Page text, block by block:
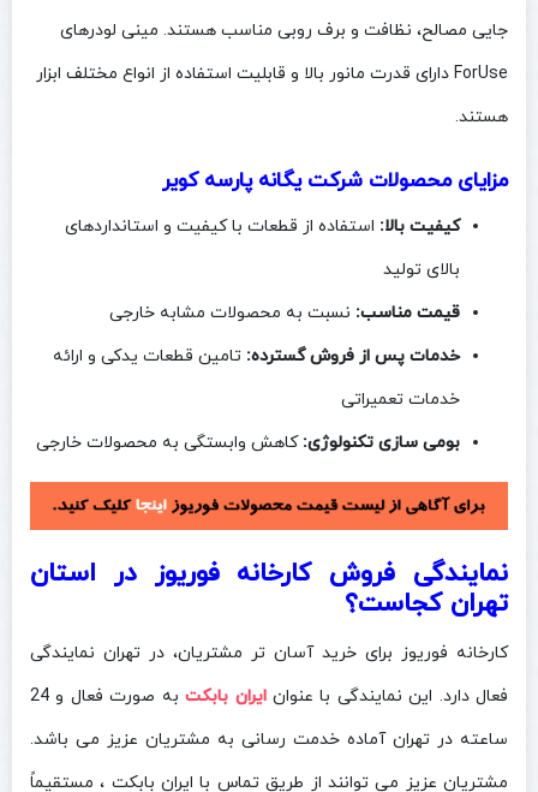
جایی مصالح، نظافت و برف‌ روبی مناسب هستند. مینی لودرهای
ForUse دارای قدرت مانور بالا و قابلیت استفاده از انواع مختلف ابزار
هستند.
مزایای محصولات شرکت یگانه پارسه کویر
کیفیت بالا: استفاده از قطعات با کیفیت و استانداردهای
بالای تولید
قیمت مناسب: نسبت به محصولات مشابه خارجی
خدمات پس از فروش گسترده: تامین قطعات یدکی و ارائه
خدمات تعمیراتی
بومی‌ سازی تکنولوژی: کاهش وابستگی به محصولات خارجی
نمایندگی فروش کارخانه فوریوز در استان
تهران کجاست؟
کارخانه فوریوز برای خرید آسان تر مشتریان، در تهران نمایندگی
فعال دارد. این نمایندگی با عنوانایران بابکت
به صورت فعال و 24
ساعته در تهران آماده خدمت رسانی به مشتریان عزیز می باشد.
مشتریان عزیز می توانند از طریق تماس با ایران بابکت ، مستقیماً